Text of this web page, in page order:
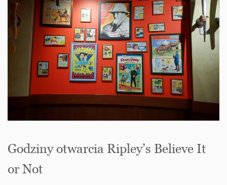
Godziny otwarcia Ripley’s Believe It
or Not